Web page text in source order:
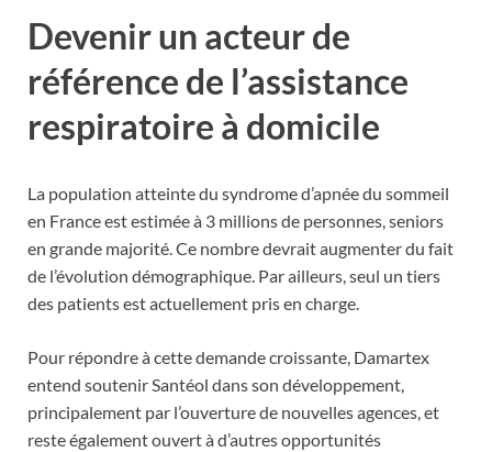
Devenir un acteur de
référence de l’assistance
respiratoire à domicile
La population atteinte du syndrome d’apnée du sommeil
en France est estimée à 3 millions de personnes, seniors
en grande majorité. Ce nombre devrait augmenter du fait
de l’évolution démographique. Par ailleurs, seul un tiers
des patients est actuellement pris en charge.
Pour répondre à cette demande croissante, Damartex
entend soutenir Santéol dans son développement,
principalement par l’ouverture de nouvelles agences, et
reste également ouvert à d’autres opportunités